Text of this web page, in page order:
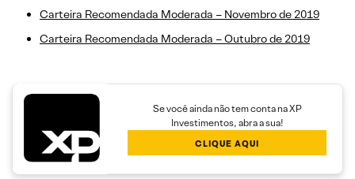
Carteira Recomendada Moderada – Novembro de 2019
Carteira Recomendada Moderada – Outubro de 2019
Se você ainda não tem conta na XP
Investimentos, abra a sua!
CLIQUE AQUI